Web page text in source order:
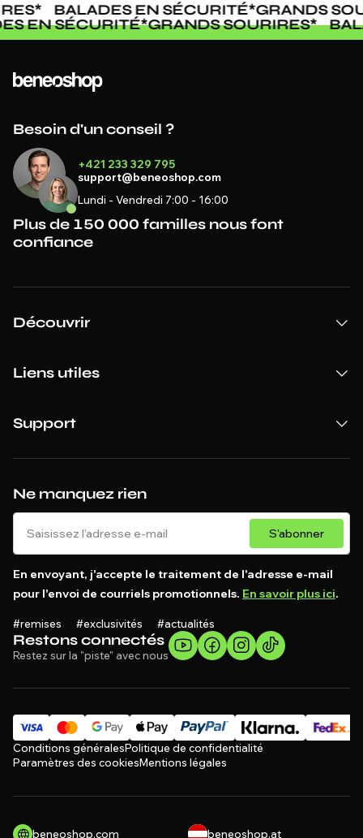
* BALADES EN SÉCURITÉ*GRANDS
EN SÉCURITÉ*GRANDS SOURIRES*
Restons connectés
Restez sur la "piste" avec nous
Ne manquez rien
S'abonner
En envoyant, j'accepte le traitement de l'adresse e-mail
pour l'envoi de courriels promotionnels. En savoir plus ici.
#remises #exclusivités #actualités
Besoin d'un conseil ?
+421 233 329 795
support@beneoshop.com
Lundi - Vendredi 7:00 - 16:00
Plus de 150 000 familles nous font
confiance
Découvrir
Liens utiles
Support
Conditions généralesPolitique de confidentialité
Paramètres des cookiesMentions légales
beneoshop.com beneoshop.at